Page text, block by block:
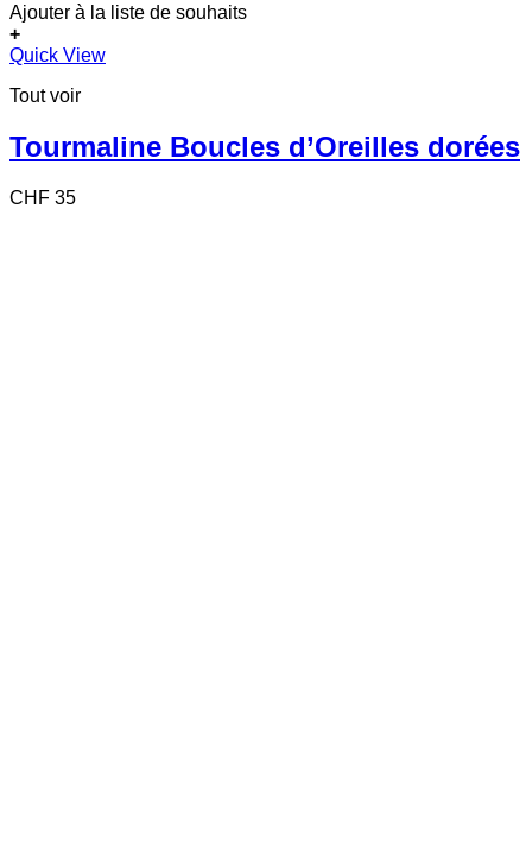
Ajouter à la liste de souhaits
+
Quick View
Tout voir
Tourmaline Boucles d’Oreilles dorées
CHF 35